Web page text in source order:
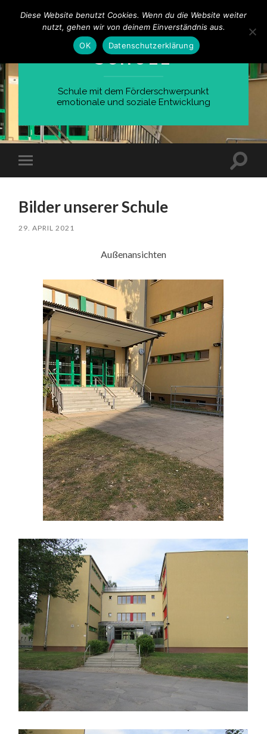
WILHELM-BUSCH-
SCHULE
Schule mit dem Förderschwerpunkt
emotionale und soziale Entwicklung
Mobile-
Menü
Bilder unserer Schule
29. APRIL 2021
Außenansichten
Diese Website benutzt Cookies. Wenn du die Website weiter
nutzt, gehen wir von deinem Einverständnis aus.
OK
Datenschutzerklärung